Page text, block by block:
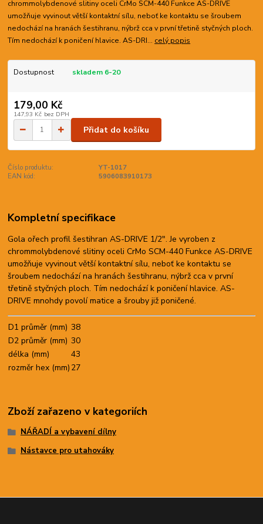
chrommolybdenové slitiny oceli CrMo SCM-440 Funkce AS-DRIVE
umožňuje vyvinout větší kontaktní sílu, neboť ke kontaktu se šroubem
nedochází na hranách šestihranu, nýbrž cca v první třetině styčných ploch.
Tím nedochází k poničení hlavice. AS-DRI... celý popis
Dostupnost skladem 6-20
179,00 Kč
147,93 Kč bez DPH
Přidat do košíku
Číslo produktu:
YT-1017
EAN kód:
5906083910173
Kompletní specifikace
Gola ořech profil šestihran AS-DRIVE 1/2". Je vyroben z
chrommolybdenové slitiny oceli CrMo SCM-440 Funkce AS-DRIVE
umožňuje vyvinout větší kontaktní sílu, neboť ke kontaktu se
šroubem nedochází na hranách šestihranu, nýbrž cca v první
třetině styčných ploch. Tím nedochází k poničení hlavice. AS-
DRIVE mnohdy povolí matice a šrouby již poničené.
D1 průměr (mm) 38
D2 průměr (mm) 30
délka (mm)
43
rozměr hex (mm) 27
Zboží zařazeno v kategoriích
NÁŘADÍ a vybavení dílny
Nástavce pro utahováky